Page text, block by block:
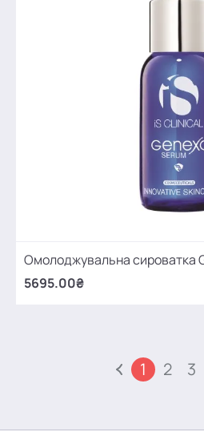
Омолоджувальна сироватка
5695.00₴
1 2 3